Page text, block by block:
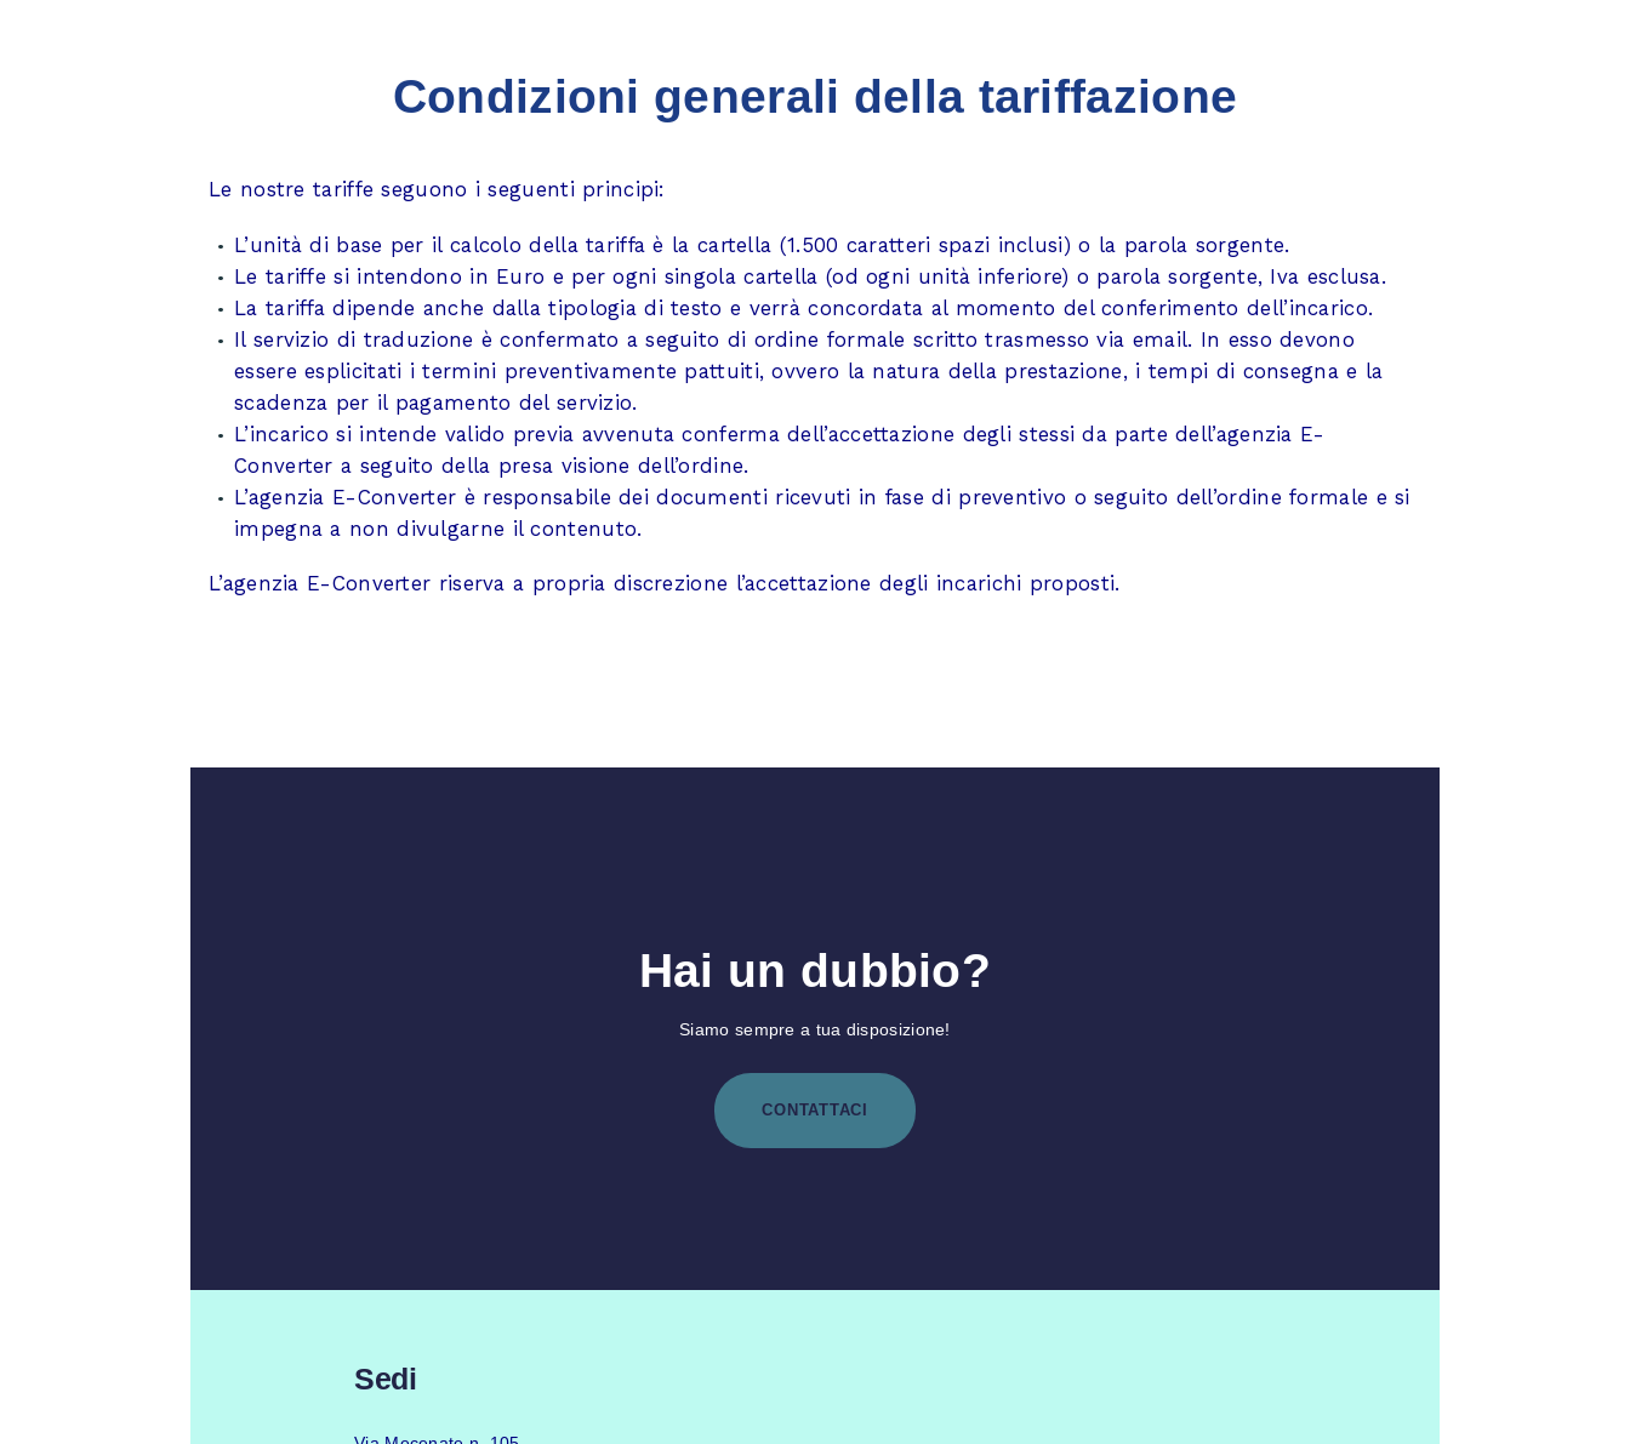
Condizioni generali della tariffazione
Le nostre tariffe seguono i seguenti principi:
L’unità di base per il calcolo della tariffa è la cartella (1.500 caratteri spazi inclusi) o la parola sorgente.
Le tariffe si intendono in Euro e per ogni singola cartella (od ogni unità inferiore) o parola sorgente, Iva esclusa.
La tariffa dipende anche dalla tipologia di testo e verrà concordata al momento del conferimento dell’incarico.
Il servizio di traduzione è confermato a seguito di ordine formale scritto trasmesso via email. In esso devono
essere esplicitati i termini preventivamente pattuiti, ovvero la natura della prestazione, i tempi di consegna e la
scadenza per il pagamento del servizio.
L’incarico si intende valido previa avvenuta conferma dell’accettazione degli stessi da parte dell’agenzia E-
Converter a seguito della presa visione dell’ordine.
L’agenzia E-Converter è responsabile dei documenti ricevuti in fase di preventivo o seguito dell’ordine formale e si
impegna a non divulgarne il contenuto.
L’agenzia E-Converter riserva a propria discrezione l’accettazione degli incarichi proposti.
Hai un dubbio?
Siamo sempre a tua disposizione!
CONTATTACI
Sedi